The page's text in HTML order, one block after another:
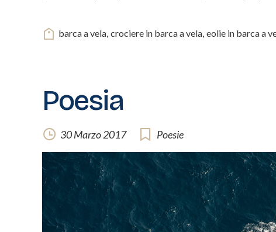
barca a vela, crociere in barca a vela, eolie in barca a
Poesia
30 Marzo 2017 Poesie